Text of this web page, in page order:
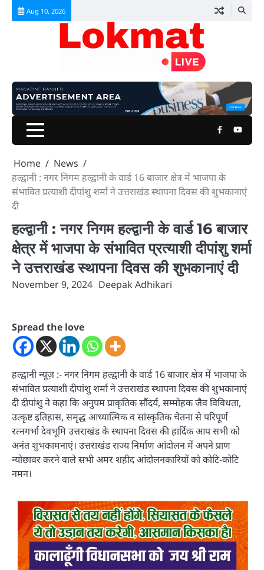
Skip
Aug 10, 2026
Facebook
Home
News
हल्द्वानी : नगर निगम हल्द्वानी के वार्ड 16 बाजार क्षेत्र में भाजपा के
संभावित प्रत्याशी दीपांशु शर्मा ने उत्तराखंड स्थापना दिवस की शुभकानाएं
दी
हल्द्वानी : नगर निगम हल्द्वानी के वार्ड 16 बाजार
क्षेत्र में भाजपा के संभावित प्रत्याशी दीपांशु शर्मा
ने उत्तराखंड स्थापना दिवस की शुभकानाएं दी
November 9, 2024 Deepak Adhikari
Spread the love
हल्द्वानी न्यूज़ :- नगर निगम हल्द्वानी के वार्ड 16 बाजार क्षेत्र में भाजपा के
संभावित प्रत्याशी दीपांशु शर्मा ने उत्तराखंड स्थापना दिवस की शुभकानाएं
दी दीपांशु ने कहा कि अनुपम प्राकृतिक सौंदर्य, सम्मोहक जैव विविधता,
उत्कृष्ट इतिहास, समृद्ध आध्यात्मिक व सांस्कृतिक चेतना से परिपूर्ण
रत्नगर्भा देवभूमि उत्तराखंड के स्थापना दिवस की हार्दिक आप सभी को
अनंत शुभकामनाएं। उत्तराखंड राज्य निर्माण आंदोलन में अपने प्राण
न्योछावर करने वाले सभी अमर शहीद आंदोलनकारियों को कोटि-कोटि
नमन।